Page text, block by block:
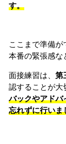
す。
ここまで準備
本番の緊張感な
面接練習は、 第
認することが大
バックやアドバ
忘れずに行いま